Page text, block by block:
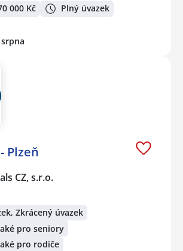
000 Kč Plný úvazek
Plzeň
CZ, s.r.o.
Zkrácený úvazek
pro seniory
pro rodiče